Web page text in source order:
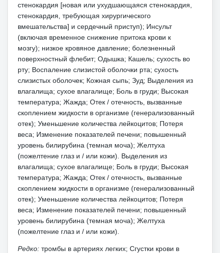
стенокардия [новая или ухудшающаяся стенокардия,
стенокардия, требующая хирургического
вмешательства] и сердечный приступ); Инсульт
(включая временное снижение притока крови к
мозгу); низкое кровяное давление; болезненный
поверхностный флебит; Одышка; Кашель; сухость во
рту; Воспаление слизистой оболочки рта; сухость
слизистых оболочек; Кожная сыпь; Зуд; Выделения из
влагалища; сухое влагалище; Боль в груди; Высокая
температура; Жажда; Отек / отечность, вызванные
скоплением жидкости в организме (генерализованный
отек); Уменьшение количества лейкоцитов; Потеря
веса; Изменение показателей печени; повышенный
уровень билирубина (темная моча); Желтуха
(пожелтение глаз и / или кожи). Выделения из
влагалища; сухое влагалище; Боль в груди; Высокая
температура; Жажда; Отек / отечность, вызванные
скоплением жидкости в организме (генерализованный
отек); Уменьшение количества лейкоцитов; Потеря
веса; Изменение показателей печени; повышенный
уровень билирубина (темная моча); Желтуха
(пожелтение глаз и / или кожи).
Редко: тромбы в артериях легких; Сгустки крови в